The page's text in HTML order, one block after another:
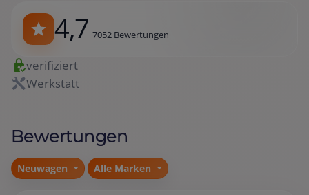
4,7 7052 Bewertungen
verifiziert
Werkstatt
Bewertungen
Neuwagen Alle Marken